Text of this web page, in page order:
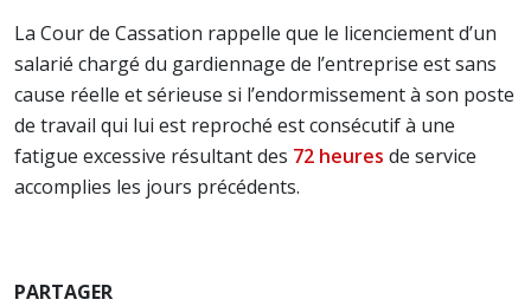
La Cour de Cassation rappelle que le licenciement d’un
salarié chargé du gardiennage de l’entreprise est sans
cause réelle et sérieuse si l’endormissement à son poste
de travail qui lui est reproché est consécutif à une
fatigue excessive résultant des 72 heures de service
accomplies les jours précédents.
PARTAGER